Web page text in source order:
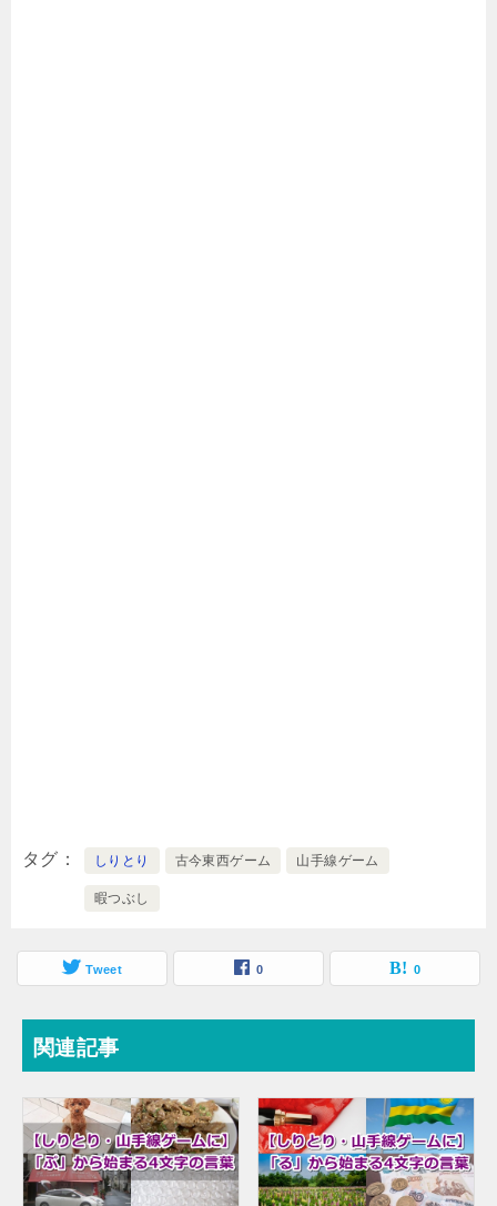
タグ しりとり 古今東西ゲーム 山手線ゲーム
暇つぶし
Tweet 0 0
関連記事